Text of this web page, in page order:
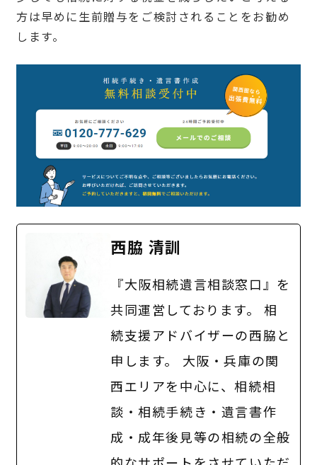
方は早めに生前贈与をご検討されることをお勧め
します。
西脇 清訓
『大阪相続遺言相談窓口』を
共同運営しております。 相
続支援アドバイザーの西脇と
申します。 大阪・兵庫の関
西エリアを中心に、相続相
談・相続手続き・遺言書作
成・成年後見等の相続の全般